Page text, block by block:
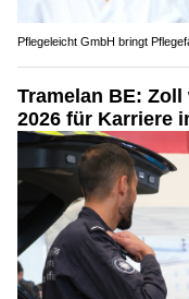
Pflegeleicht GmbH bringt
Tramelan BE:
2026 für Karriere